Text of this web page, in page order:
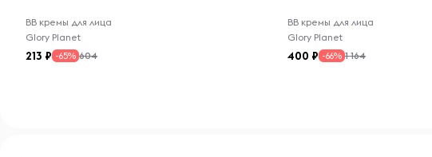
BB кремы для лица
Glory Planet
213 -65% 604
BB кремы для лица
Glory Planet
400 -66% 1 164